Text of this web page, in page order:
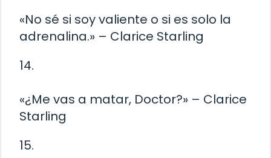
«No sé si soy valiente o si es solo la
adrenalina.» – Clarice Starling
14.
«¿Me vas a matar, Doctor?» – Clarice
Starling
15.